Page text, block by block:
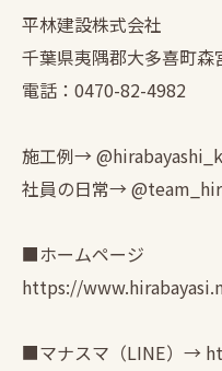
平林建設株式会社
千葉県夷隅郡大多喜町森
電話：0470-82-4982
施工例→
社員の日常→
■ホームページ
https://
■マナスマ（LINE）→